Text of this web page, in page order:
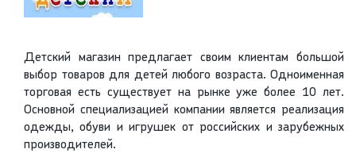
Детский магазин предлагает своим клиентам большой
выбор товаров для детей любого возраста. Одноименная
торговая есть существует на рынке уже более 10 лет.
Основной специализацией компании является реализация
одежды, обуви и игрушек от российских и зарубежных
производителей.